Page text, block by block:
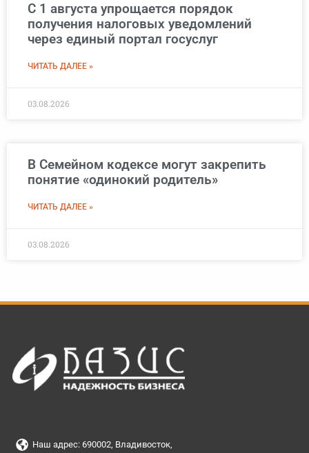
С 1 августа упрощается порядок
получения налоговых уведомлений
через единый портал госуслуг
ЧИТАТЬ ДАЛЕЕ »
03.08.2026
В Семейном кодексе могут закрепить
понятие «одинокий родитель»
ЧИТАТЬ ДАЛЕЕ »
03.08.2026
Наш адрес: 690002, Владивосток,